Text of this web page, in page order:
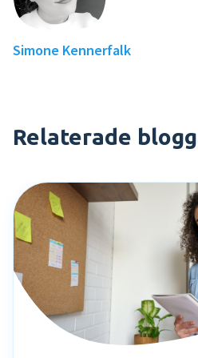
Simone Kennerfalk
Relaterade